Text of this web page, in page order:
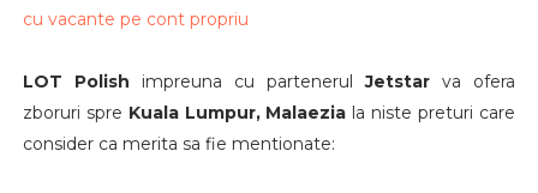
cu vacante pe cont propriu
LOT Polish impreuna cu partenerul Jetstar va ofera
zboruri spre Kuala Lumpur, Malaezia la niste preturi care
consider ca merita sa fie mentionate: